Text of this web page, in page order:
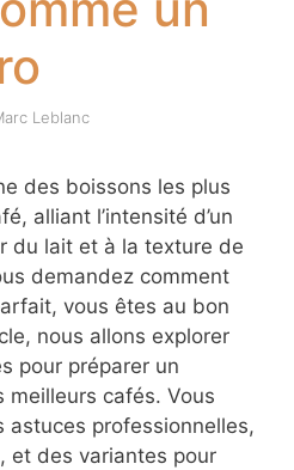
Leblanc
des boissons les plus
alliant l’intensité d’un
du lait et à la texture de
demandez comment
vous êtes au bon
nous allons explorer
pour préparer un
meilleurs cafés. Vous
astuces professionnelles,
et des variantes pour